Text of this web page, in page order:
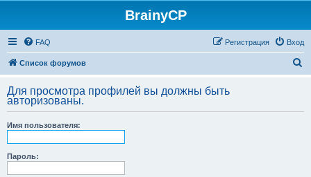
BrainyCP
FAQ Вход
Регистрация
Список форумов
с
Для просмотра профилей вы должны быть
авторизованы.
Имя пользователя:
Пароль: